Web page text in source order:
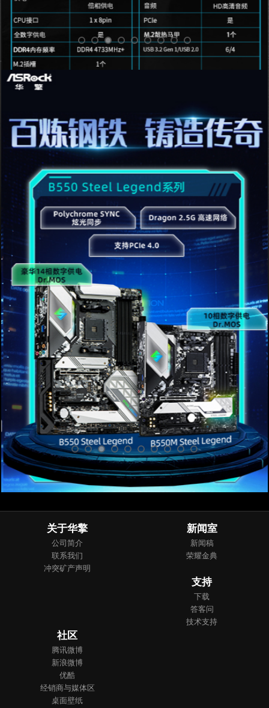
华擎500系列强势出击 H5 介绍
关于华擎
公司简介
联系我们
冲突矿产声明
新闻室
新闻稿
荣耀金典
支持
下载
答客问
技术支持
社区
腾讯微博
新浪微博
优酷
经销商与媒体区
桌面壁纸